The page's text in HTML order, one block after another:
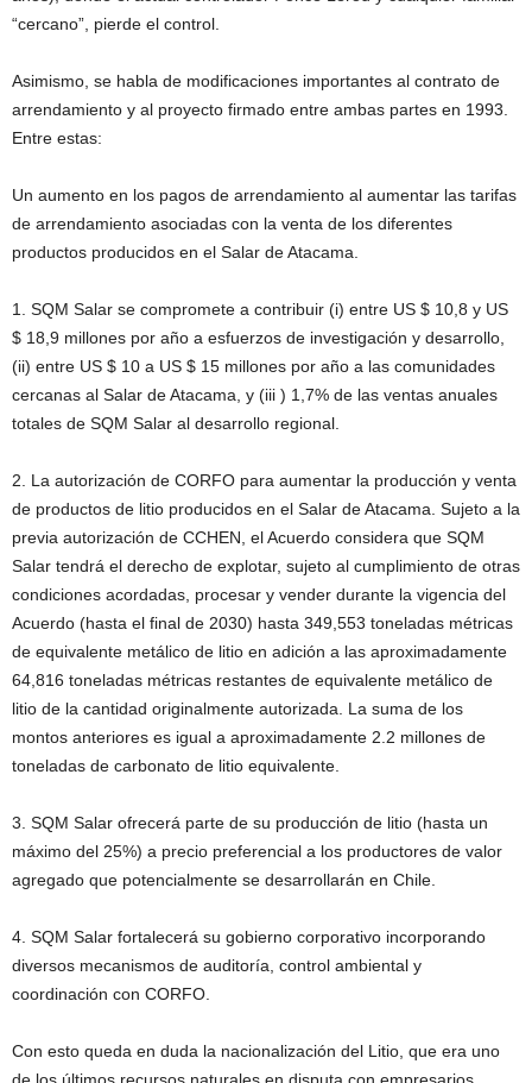
“cercano”, pierde el control.
Asimismo, se habla de modificaciones importantes al contrato de
arrendamiento y al proyecto firmado entre ambas partes en 1993.
Entre estas:
Un aumento en los pagos de arrendamiento al aumentar las tarifas
de arrendamiento asociadas con la venta de los diferentes
productos producidos en el Salar de Atacama.
1. SQM Salar se compromete a contribuir (i) entre US $ 10,8 y US
$ 18,9 millones por año a esfuerzos de investigación y desarrollo,
(ii) entre US $ 10 a US $ 15 millones por año a las comunidades
cercanas al Salar de Atacama, y (iii ) 1,7% de las ventas anuales
totales de SQM Salar al desarrollo regional.
2. La autorización de CORFO para aumentar la producción y venta
de productos de litio producidos en el Salar de Atacama. Sujeto a la
previa autorización de CCHEN, el Acuerdo considera que SQM
Salar tendrá el derecho de explotar, sujeto al cumplimiento de otras
condiciones acordadas, procesar y vender durante la vigencia del
Acuerdo (hasta el final de 2030) hasta 349,553 toneladas métricas
de equivalente metálico de litio en adición a las aproximadamente
64,816 toneladas métricas restantes de equivalente metálico de
litio de la cantidad originalmente autorizada. La suma de los
montos anteriores es igual a aproximadamente 2.2 millones de
toneladas de carbonato de litio equivalente.
3. SQM Salar ofrecerá parte de su producción de litio (hasta un
máximo del 25%) a precio preferencial a los productores de valor
agregado que potencialmente se desarrollarán en Chile.
4. SQM Salar fortalecerá su gobierno corporativo incorporando
diversos mecanismos de auditoría, control ambiental y
coordinación con CORFO.
Con esto queda en duda la nacionalización del Litio, que era uno